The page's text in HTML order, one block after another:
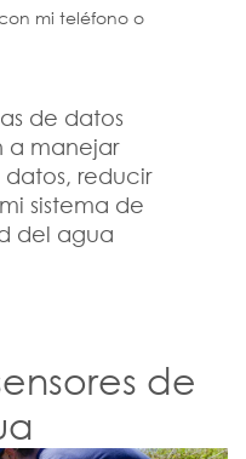
mi teléfono o
de datos
a manejar
reducir
sistema de
del agua
de